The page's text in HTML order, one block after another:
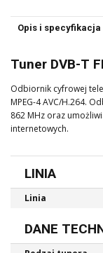
Opis i specyfikacja
Tuner DVB-T
Odbiornik cyfrowej
MPEG-4 AVC/H.264.
862 MHz oraz
internetowych.
LINIA
Linia
DANE